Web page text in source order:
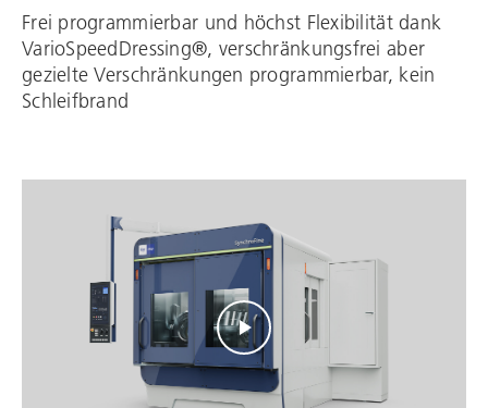
Frei programmierbar und höchst Flexibilität dank
VarioSpeedDressing®, verschränkungsfrei aber
gezielte Verschränkungen programmierbar, kein
Schleifbrand